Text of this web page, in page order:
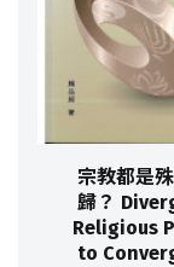
宗教都是
歸？
Religious
to